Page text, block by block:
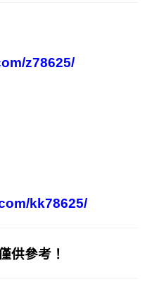
z78625/
kk78625/
供參考！